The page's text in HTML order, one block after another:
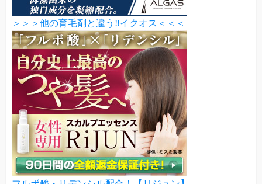
＞＞＞他の育毛剤と違う‼イクオス＜＜＜